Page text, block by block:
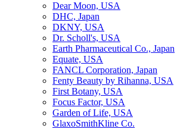
Dear Moon, USA
DHC, Japan
DKNY, USA
Dr. Scholl's, USA
Earth Pharmaceutical Co., Japan
Equate, USA
FANCL Corporation, Japan
Fenty Beauty by Rihanna, USA
First Botany, USA
Focus Factor, USA
Garden of Life, USA
GlaxoSmithKline Co.